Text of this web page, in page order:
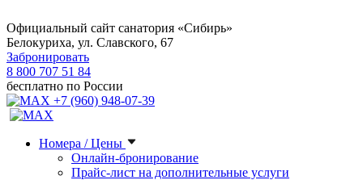
Официальный сайт санатория «Сибирь»
Белокуриха, ул. Славского, 67
Забронировать
8 800 707 51 84
бесплатно по России
+7 (960) 948-07-39
Номера / Цены
Онлайн-бронирование
Прайс-лист на дополнительные услуги